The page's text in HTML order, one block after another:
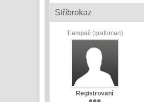
Stříbrokaz
Tlampač (grafoman)
Registrovaní